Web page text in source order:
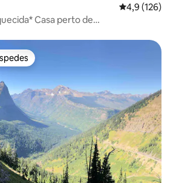
4,9 de uma
4,9 (126)
Casa perto de
dos hóspedes